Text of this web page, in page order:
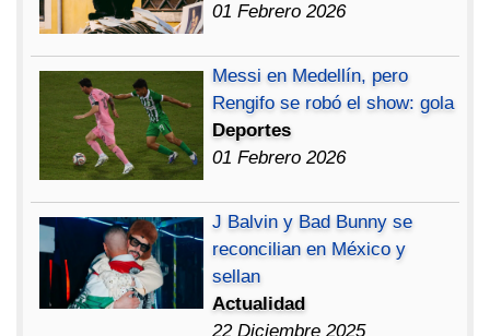
01 Febrero 2026
Messi en Medellín, pero
Rengifo se robó el show: gola
Deportes
01 Febrero 2026
J Balvin y Bad Bunny se
reconcilian en México y
sellan
Actualidad
22 Diciembre 2025